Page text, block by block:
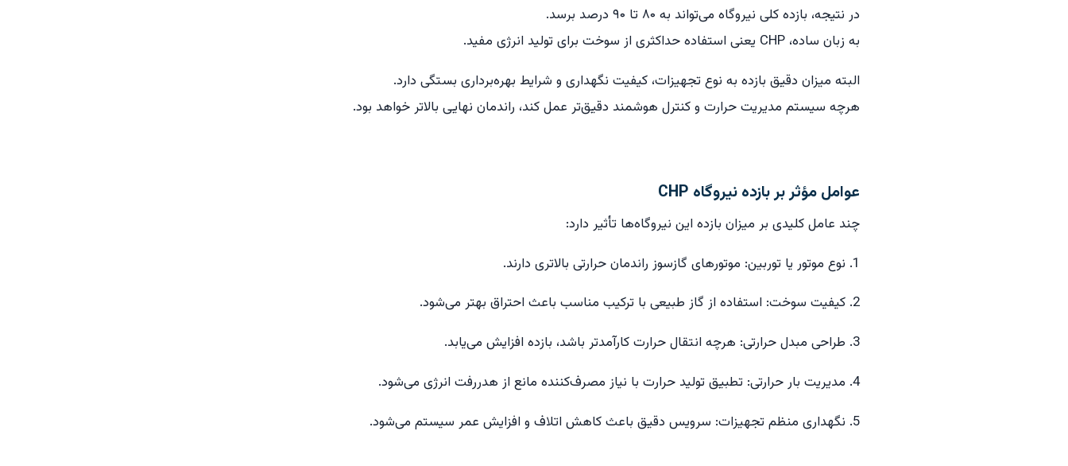
در نتیجه، بازده کلی نیروگاه می‌تواند به ۸۰ تا ۹۰ درصد برسد.
به زبان ساده، CHP یعنی استفاده حداکثری از سوخت برای تولید انرژی مفید.
البته میزان دقیق بازده به نوع تجهیزات، کیفیت نگهداری و شرایط بهره‌برداری بستگی دارد.
هرچه سیستم مدیریت حرارت و کنترل هوشمند دقیق‌تر عمل کند، راندمان نهایی بالاتر خواهد بود.
عوامل مؤثر بر بازده نیروگاه CHP
چند عامل کلیدی بر میزان بازده این نیروگاه‌ها تأثیر دارد:
1. نوع موتور یا توربین: موتورهای گازسوز راندمان حرارتی بالاتری دارند.
2. کیفیت سوخت: استفاده از گاز طبیعی با ترکیب مناسب باعث احتراق بهتر می‌شود.
3. طراحی مبدل حرارتی: هرچه انتقال حرارت کارآمدتر باشد، بازده افزایش می‌یابد.
4. مدیریت بار حرارتی: تطبیق تولید حرارت با نیاز مصرف‌کننده مانع از هدررفت انرژی می‌شود.
5. نگهداری منظم تجهیزات: سرویس دقیق باعث کاهش اتلاف و افزایش عمر سیستم می‌شود.